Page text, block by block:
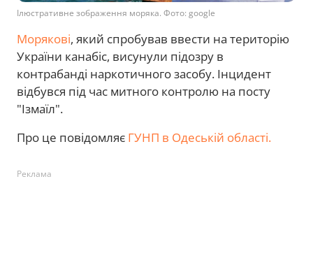
Ілюстративне зображення моряка. Фото: google
Морякові, який спробував ввести на територію
України канабіс, висунули підозру в
контрабанді наркотичного засобу. Інцидент
відбувся під час митного контролю на посту
"Ізмаїл".
Про це повідомляє ГУНП в Одеській області.
Реклама